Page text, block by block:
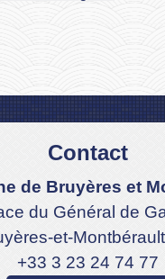
Contact
de Bruyères et
du Général de
et-
+33 3 23 24 74 77